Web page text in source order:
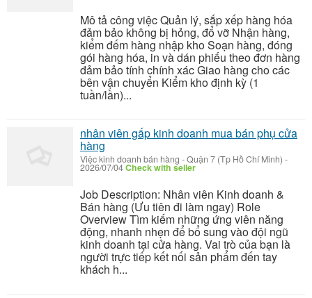
Mô tả công việc Quản lý, sắp xếp hàng hóa
đảm bảo không bị hỏng, đổ vỡ Nhận hàng,
kiểm đếm hàng nhập kho Soạn hàng, đóng
gói hàng hóa, in và dán phiếu theo đơn hàng
đảm bảo tính chính xác Giao hàng cho các
bên vận chuyển Kiểm kho định kỳ (1
tuần/lần)...
nhân viên gấp kinh doanh mua bán phụ cửa
hàng
Việc kinh doanh bán hàng -Quận 7 (Tp Hồ Chí Minh) -
2026/07/04Check with seller
Job Description: Nhân viên Kinh doanh &
Bán hàng (Ưu tiên đi làm ngay) Role
Overview Tìm kiếm những ứng viên năng
động, nhanh nhẹn để bổ sung vào đội ngũ
kinh doanh tại cửa hàng. Vai trò của bạn là
người trực tiếp kết nối sản phẩm đến tay
khách h...